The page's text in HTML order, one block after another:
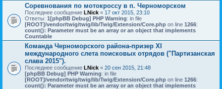
Соревнования по мотокроссу в п. Черноморском
Последнее сообщение LNick « 17 окт 2015, 23:10
Ответы: 1 [phpBB Debug] PHP Warning: in file
[ROOT]/vendor/twig/twig/lib/Twig/Extension/Core.php on line 1266:
count(): Parameter must be an array or an object that implements
Countable
Команда Черноморского района-призер XI
международного слета поисковых отрядов ("Партизанская
слава 2015").
Последнее сообщение LNick « 20 сен 2015, 21:48
[phpBB Debug] PHP Warning: in file
[ROOT]/vendor/twig/twig/lib/Twig/Extension/Core.php on line 1266:
count(): Parameter must be an array or an object that implements